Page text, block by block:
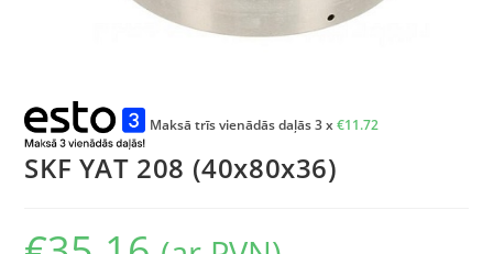
Maksā trīs vienādās daļās 3 x€11.72
SKF YAT 208 (40x80x36)